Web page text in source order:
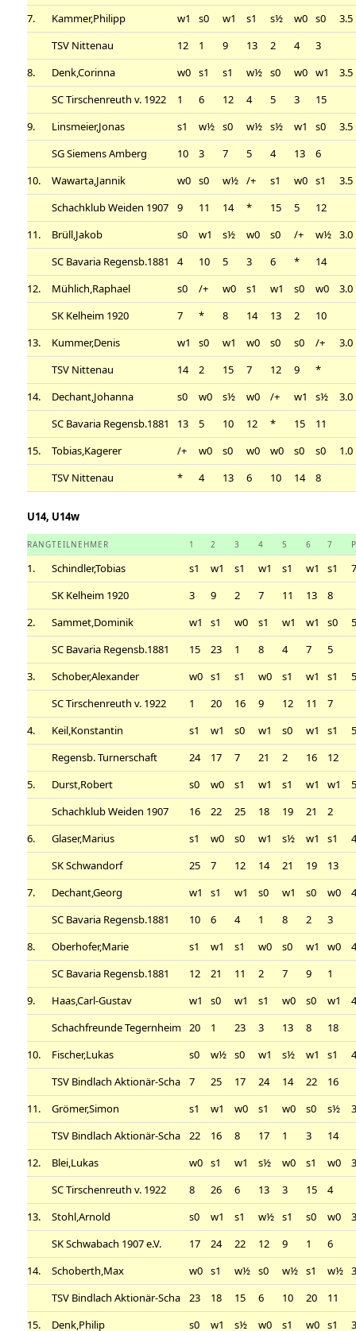
7.
Kammer,Philipp w1 s0 w1 s1 s½ w0 s0
3.5
TSV Nittenau
12 1 9 13 2 4
3
8.
Denk,Corinna w0 s1 s1 w½ s0 w0 w1
3.5
SC Tirschenreuth v. 1922
1 6 12 4 5 3
15
9.
Linsmeier,Jonas s1 w½ s0 w½ s½ w1 s0
3.5
SG Siemens Amberg
10 3 7 5 4 13
6
10.
Wawarta,Jannik w0 s0 w½ /+ s1 w0 s1
3.5
Schachklub Weiden 1907
9 11 14 * 15 5
12
11.
Brüll,Jakob s0 w1 s½ w0 s0 /+ w½ 3.0
SC Bavaria Regensb.1881
4 10 5 3 6 *
14
12.
Mühlich,Raphael s0 /+ w0 s1 w1 s0 w0
3.0
SK Kelheim 1920
7 * 8 14 13 2
10
13.
Kummer,Denis w1 s0 w1 w0 s0 s0 /+
3.0
TSV Nittenau
14 2 15 7 12 9
*
14.
Dechant,Johanna s0 w0 s½ w0 /+ w1 s½
3.0
SC Bavaria Regensb.1881
13 5 10 12 * 15
11
15.
Tobias,Kagerer /+ w0 s0 w0 w0 s0 s0
1.0
TSV Nittenau
* 4 13 6 10 14 8
U14, U14w
RANGTEILNEHMER 1 2 3 4 5 6 7
1. Schindler,Tobias s1 w1 s1 w1 s1 w1 s1
SK Kelheim 1920
3 9 2 7 11 13
8
2.
Sammet,Dominik w1 s1 w0 s1 w1 w1 s0
SC Bavaria Regensb.1881
15 23 1 8 4 7
5
3.
Schober,Alexander w0 s1 s1 w0 s1 w1 s1
SC Tirschenreuth v. 1922
1 20 16 9 12 11
7
4.
Keil,Konstantin s1 w1 s0 w1 s0 w1 s1
Regensb. Turnerschaft
24 17 7 21 2 16
12
5.
Durst,Robert s0 w0 s1 w1 s1 w1 w1
Schachklub Weiden 1907
16 22 25 18 19 21
2
6.
Glaser,Marius s1 w0 s0 w1 s½ w1 s1
SK Schwandorf
25 7 12 14 21 19
13
7.
Dechant,Georg w1 s1 w1 s0 w1 s0 w0
SC Bavaria Regensb.1881
10 6 4 1 8 2
3
8.
Oberhofer,Marie s1 w1 s1 w0 s0 w1 w0
SC Bavaria Regensb.1881
12 21 11 2 7 9
1
9.
Haas,Carl-Gustav w1 s0 w1 s1 w0 s0 w1
Schachfreunde Tegernheim 20 1 23 3 13 8
18
10.
Fischer,Lukas s0 w½ s0 w1 s½ w1 s1
TSV Bindlach Aktionär-Scha
7 25 17 24 14 22
16
11.
Grömer,Simon s1 w1 w0 s1 w0 s0 s½
TSV Bindlach Aktionär-Scha
22 16 8 17 1 3
14
12.
Blei,Lukas w0 s1 w1 s½ w0 s1 w0
SC Tirschenreuth v. 1922
8 26 6 13 3 15
4
13.
Stohl,Arnold s0 w1 s1 w½ s1 s0 w0
SK Schwabach 1907 e.V.
17 24 22 12 9 1
6
14.
Schoberth,Max w0 s1 w½ s0 w½ s1 w½
TSV Bindlach Aktionär-Scha
23 18 15 6 10 20
11
15.
Denk,Philip s0 w1 s½ w0 s1 w0 s1